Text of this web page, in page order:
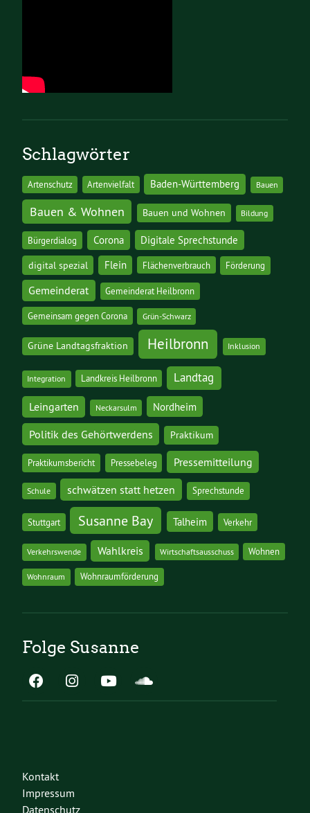
Schlagwörter
Artenschutz Artenvielfalt Baden-Württemberg Bauen
Bauen & Wohnen Bauen und Wohnen Bildung
Bürgerdialog Corona Digitale Sprechstunde
digital spezial Flein Flächenverbrauch Förderung
Gemeinderat Gemeinderat Heilbronn
Gemeinsam gegen Corona Grün-Schwarz
Grüne Landtagsfraktion Heilbronn Inklusion
Integration Landkreis Heilbronn Landtag
Leingarten Neckarsulm Nordheim
Politik des Gehörtwerdens Praktikum
Praktikumsbericht Pressebeleg Pressemitteilung
Schule schwätzen statt hetzen Sprechstunde
Stuttgart Susanne Bay Talheim Verkehr
Verkehrswende Wahlkreis Wirtschaftsausschuss Wohnen
Wohnraum Wohnraumförderung
Folge Susanne
Kontakt
Impressum
Datenschutz